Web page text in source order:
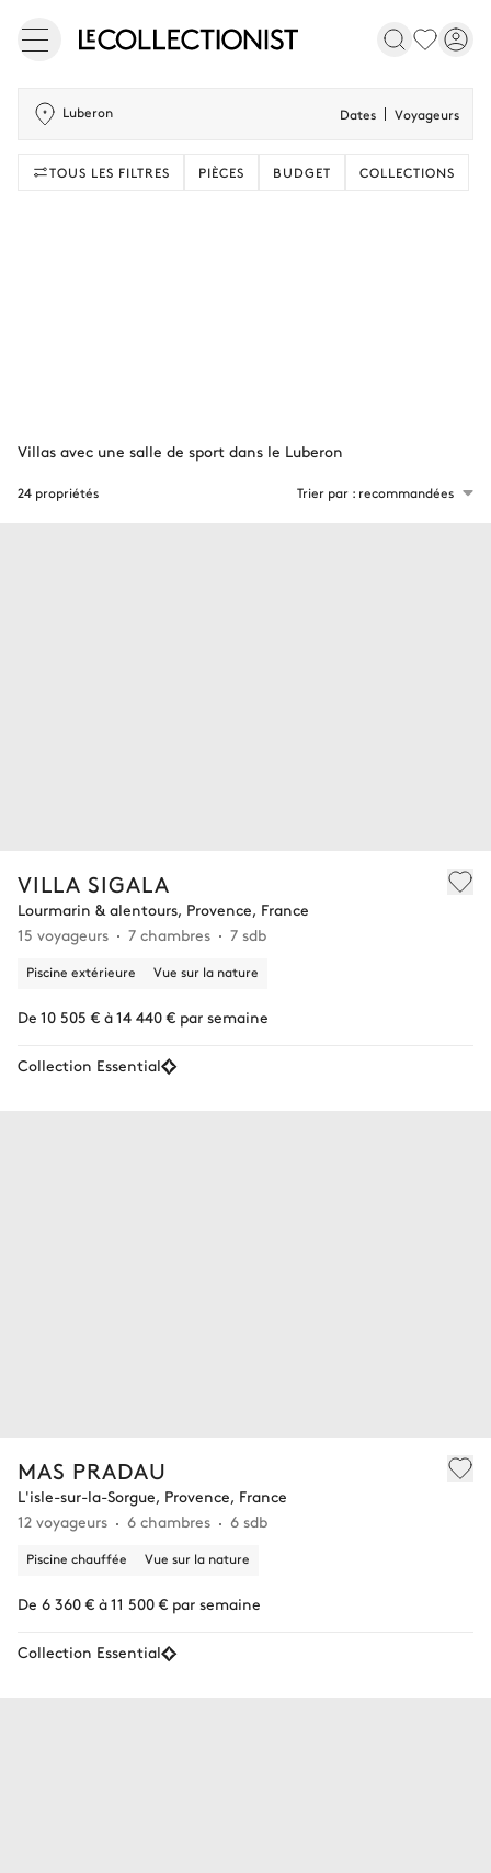
Luberon Dates Voyageurs
TOUS LES FILTRES PIÈCES BUDGET COLLECTIONS
VILLA SIGALA
Lourmarin & alentours, Provence, France
15 voyageurs
7 chambres 7 sdb
Piscine extérieure Vue sur la nature
De 10 505 € à 14 440 € par semaine
Collection Essential
MAS PRADAU
L'isle-sur-la-Sorgue, Provence, France
12 voyageurs
6 chambres 6 sdb
Piscine chauffée Vue sur la nature
De 6 360 € à 11 500 € par semaine
Collection Essential
24 propriétés Trier par : recommandées
Villas avec une salle de sport dans le Luberon